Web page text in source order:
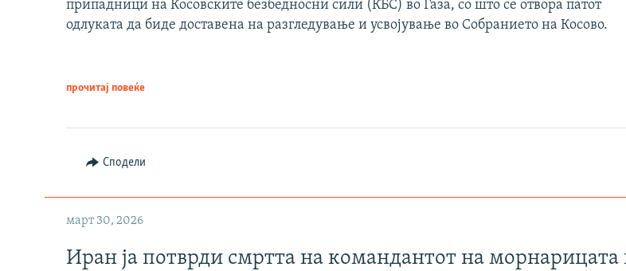
припадници на Косовските безбедносни сили (КБС) во Газа, со што се отвора патот
одлуката да биде доставена на разгледување и усвојување во Собранието на Косово.
прочитај повеќе
Сподели
март 30, 2026
Иран ја потврди смртта на командантот на морнарицата